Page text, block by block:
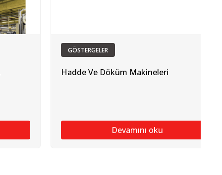
GÖSTERGELER
Hadde Ve Döküm Makineleri
Devamını oku